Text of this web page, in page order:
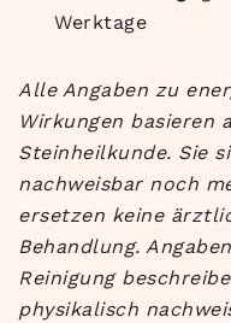
Werktage
Alle Angaben zu
Wirkungen basieren
Steinheilkunde. Sie
nachweisbar noch
ersetzen keine
Behandlung.
Reinigung
physikalisch